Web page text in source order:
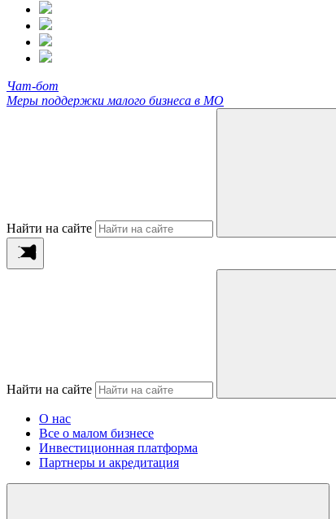
Чат-бот
Меры поддержки малого бизнеса в МО
Найти на сайте
Найти на сайте
О нас
Все о малом бизнесе
Инвестиционная платформа
Партнеры и акредитация